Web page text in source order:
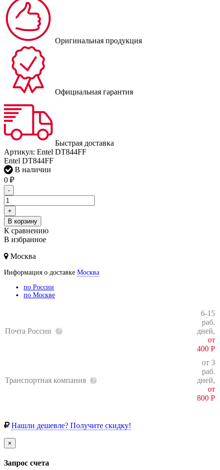
Оригинальная продукция
Официальная гарантия
Быстрая доставка
Артикул: Entel DT844FF
Entel DT844FF
В наличии
0 ₽
-
+
В корзину
К сравнению
В избранное
Москва
Информация о доставке Москва
по России
по Москве
Почта России
6-15
раб.
дней,
от
400 Р
Транспортная компания
от 3
раб.
дней,
от
800 Р
Нашли дешевле? Получите скидку!
×
Запрос счета